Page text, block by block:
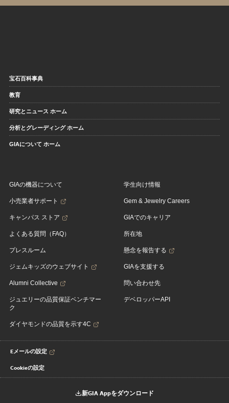
宝石百科事典
教育
研究とニュース ホーム
分析とグレーディング ホーム
GIAについて ホーム
GIAの機器について
小売業者サポート
キャンパス ストア
よくある質問（FAQ）
プレスルーム
ジェムキッズのウェブサイト
Alumni Collective
ジュエリーの品質保証ベンチマー
ク
ダイヤモンドの品質を示す4C
学生向け情報
Gem & Jewelry Careers
GIAでのキャリア
所在地
懸念を報告する
GIAを支援する
問い合わせ先
デベロッパーAPI
Eメールの設定
Cookieの設定
新GIA Appをダウンロード